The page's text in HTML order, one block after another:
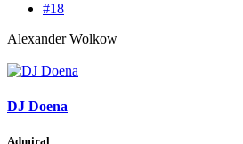
#18
Alexander Wolkow
DJ Doena
Admiral